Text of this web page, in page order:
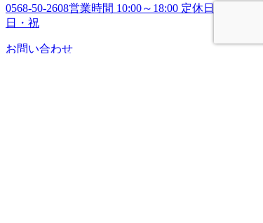
0568-50-2608営業時間 10:00～18:00 定休日 土・
日・祝
お問い合わせ